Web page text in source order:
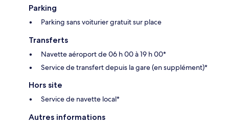
Parking
Parking sans voiturier gratuit sur place
Transferts
Navette aéroport de 06 h 00 à 19 h 00*
Service de transfert depuis la gare (en supplément)*
Hors site
Service de navette local*
Autres informations